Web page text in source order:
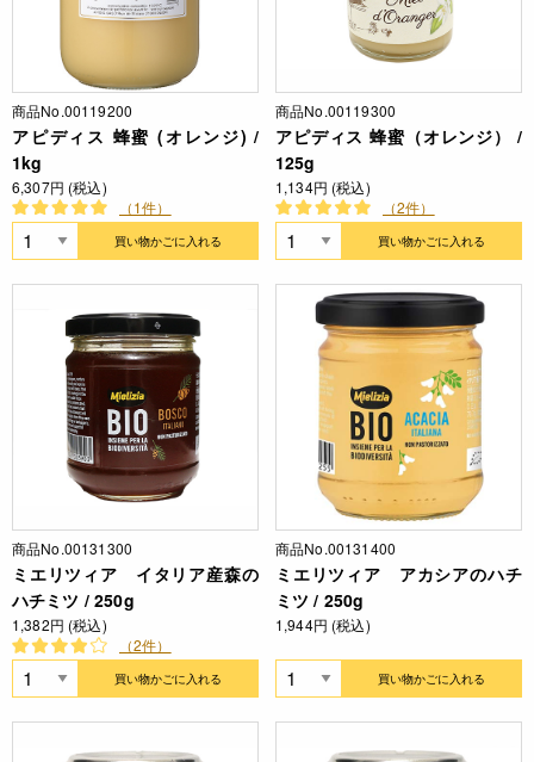
商品No.00119200
アピディス 蜂蜜 (オレンジ) /
1kg
6,307円 (税込)
（1件）
買い物かごに入れる
商品No.00119300
アピディス 蜂蜜（オレンジ） /
125g
1,134円 (税込)
（2件）
買い物かごに入れる
商品No.00131300
ミエリツィア イタリア産森の
ハチミツ / 250g
1,382円 (税込)
（2件）
買い物かごに入れる
商品No.00131400
ミエリツィア アカシアのハチ
ミツ / 250g
1,944円 (税込)
買い物かごに入れる